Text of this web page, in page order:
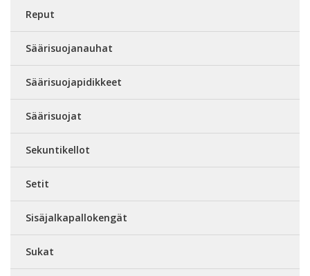
Reput
Säärisuojanauhat
Säärisuojapidikkeet
Säärisuojat
Sekuntikellot
Setit
Sisäjalkapallokengät
Sukat